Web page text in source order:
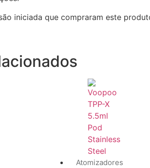
Atomizadores
iniciada que compraram este